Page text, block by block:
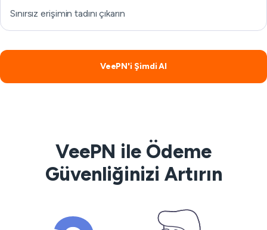
Sınırsız erişimin tadını çıkarın
VeePN'i Şimdi Al
VeePN ile Ödeme
Güvenliğinizi Artırın